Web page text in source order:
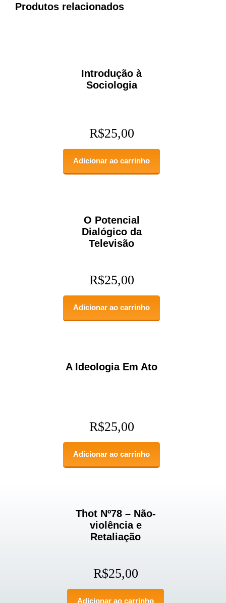
Produtos relacionados
Introdução à
Sociologia
R$25,00
Adicionar ao carrinho
O Potencial
Dialógico da
Televisão
R$25,00
Adicionar ao carrinho
A Ideologia Em Ato
R$25,00
Adicionar ao carrinho
Thot Nº78 – Não-
violência e
Retaliação
R$25,00
Adicionar ao carrinho